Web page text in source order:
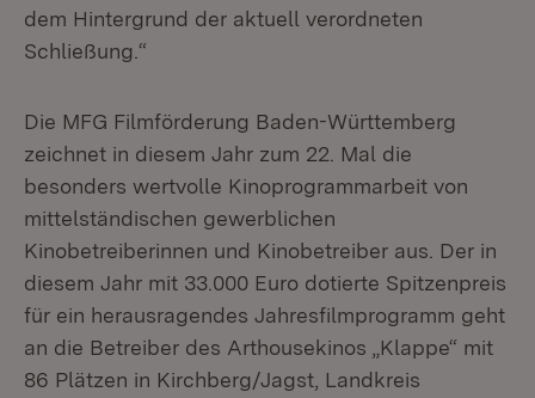
dem Hintergrund der aktuell verordneten
Schließung.“
Die MFG Filmförderung Baden-Württemberg
zeichnet in diesem Jahr zum 22. Mal die
besonders wertvolle Kinoprogrammarbeit von
mittelständischen gewerblichen
Kinobetreiberinnen und Kinobetreiber aus. Der in
diesem Jahr mit 33.000 Euro dotierte Spitzenpreis
für ein herausragendes Jahresfilmprogramm geht
an die Betreiber des Arthousekinos „Klappe“ mit
86 Plätzen in Kirchberg/Jagst, Landkreis